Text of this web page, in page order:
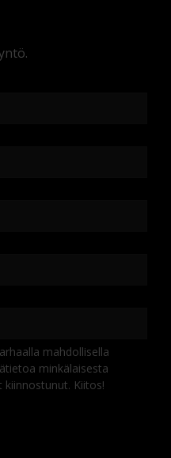
mahdollisella
minkälaisesta
Kiitos!